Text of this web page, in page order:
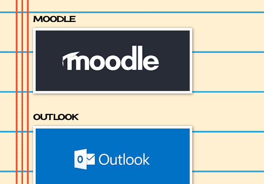
MOODLE
OUTLOOK